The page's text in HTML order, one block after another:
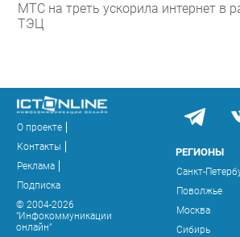
МТС на треть ускорила интернет в
ТЭЦ
О проекте
Контакты
Реклама
Подписка
© 2004-2026
"Инфокоммуникации
онлайн"
РЕГИОНЫ
Санкт-
Поволжье
Москва
Сибирь